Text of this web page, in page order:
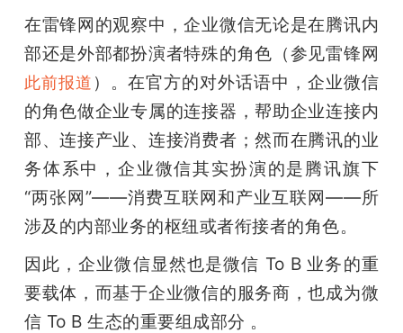
在雷锋网的观察中，企业微信无论是在腾讯内
部还是外部都扮演者特殊的角色（参见雷锋网
此前报道 ）。在官方的对外话语中，企业微信
的角色做企业专属的连接器，帮助企业连接内
部、连接产业、连接消费者；然而在腾讯的业
务体系中，企业微信其实扮演的是腾讯旗下
“两张网”——消费互联网和产业互联网——所
涉及的内部业务的枢纽或者衔接者的角色。
因此，企业微信显然也是微信 To B 业务的重
要载体，而基于企业微信的服务商，也成为微
信 To B 生态的重要组成部分 。